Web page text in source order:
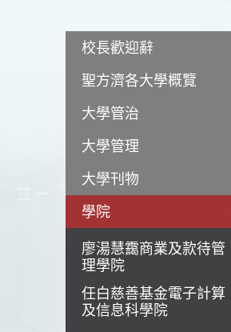
校長歡迎辭
聖方濟各大學概覽
大學管治
大學管理
大學刊物
學院
廖湯慧靄商業及款待管
理學院
任白慈善基金電子計算
及信息科學院